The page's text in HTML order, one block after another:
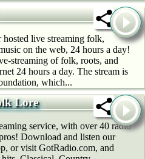
live streaming folk,
on the web, 24 hours a day!
streaming of folk, roots, and
24 hours a day. The stream is
which...
Lore
service, with over 40 radio
Download and listen our
or visit GotRadio.com, and